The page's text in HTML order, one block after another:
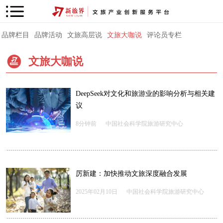
品牌栏目 品牌活动 文旅高层说 文旅大咖说 评论员专栏
文旅大咖说
DeepSeek对文化和旅游业的影响分析与相关建
议
8分钟前 中国社会科学院旅游研究中心
厉新建：加快推动文旅深度融合发展
2025年02月10日 中国社会科学院旅游研究中心